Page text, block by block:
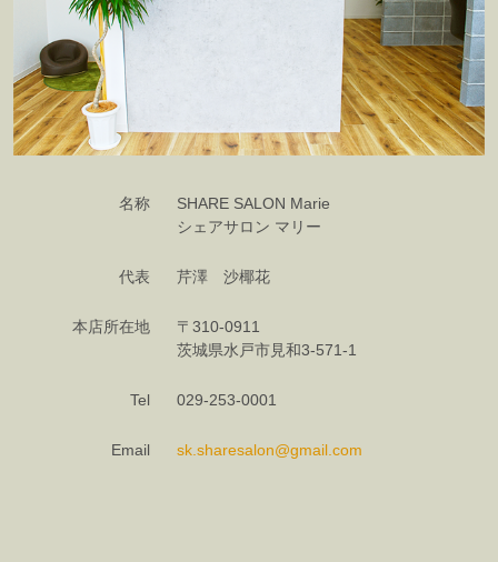
名称
SHARE SALON Marie
シェアサロン マリー
代表 芹澤 沙椰花
本店所在地
〒310-0911
茨城県水戸市見和3-571-1
Tel 029-253-0001
Email sk.sharesalon@gmail.com